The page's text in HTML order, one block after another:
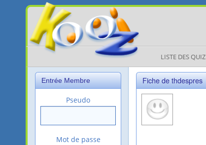
LISTE DES QUIZ
Entrée Membre
Pseudo
Mot de passe
Fiche de thdespres